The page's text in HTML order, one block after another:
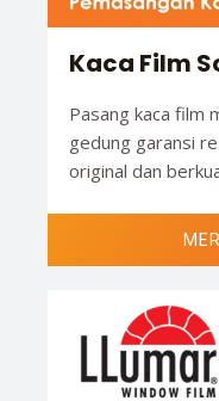
Kaca Film
Pasang kaca film
gedung garansi
original dan